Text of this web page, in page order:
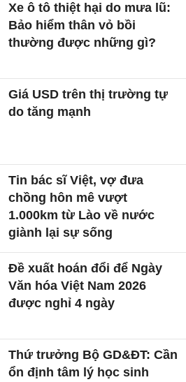
Xe ô tô thiệt hại do mưa lũ:
Bảo hiểm thân vỏ bồi
thường được những gì?
Giá USD trên thị trường tự
do tăng mạnh
Tin bác sĩ Việt, vợ đưa
chồng hôn mê vượt
1.000km từ Lào về nước
giành lại sự sống
Đề xuất hoán đổi để Ngày
Văn hóa Việt Nam 2026
được nghỉ 4 ngày
Thứ trưởng Bộ GD&ĐT: Cần
ổn định tâm lý học sinh